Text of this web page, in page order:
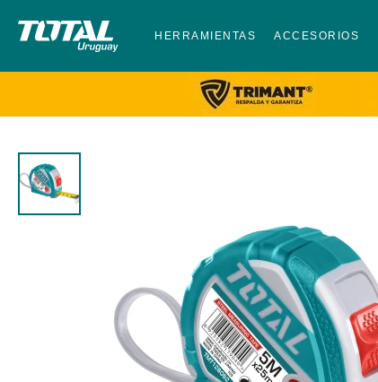
HERRAMIENTAS ACCESORIOS